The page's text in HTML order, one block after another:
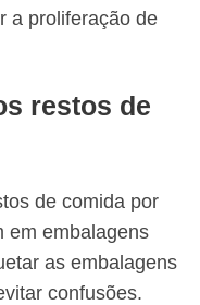
a proliferação de
restos de
de comida por
em embalagens
as embalagens
confusões.